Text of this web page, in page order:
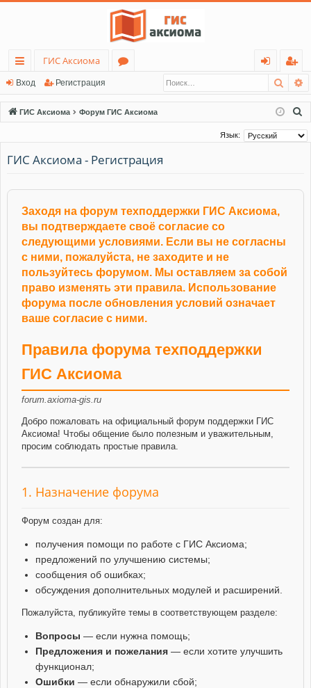
с
ы
лк
ГИС Аксиома
ру
м
д
ег
ис
тр
Вход Регистрация
ГИС Аксиома Форум ГИС Аксиома
и
Язык:
ГИС Аксиома - Регистрация
Заходя на форум техподдержки ГИС Аксиома,
вы подтверждаете своё согласие со
следующими условиями. Если вы не согласны
с ними, пожалуйста, не заходите и не
пользуйтесь форумом. Мы оставляем за собой
право изменять эти правила. Использование
форума после обновления условий означает
ваше согласие с ними.
Правила форума техподдержки
ГИС Аксиома
forum.axioma-gis.ru
Добро пожаловать на официальный форум поддержки ГИС
Аксиома! Чтобы общение было полезным и уважительным,
просим соблюдать простые правила.
1. Назначение форума
Форум создан для:
получения помощи по работе с ГИС Аксиома;
предложений по улучшению системы;
сообщения об ошибках;
обсуждения дополнительных модулей и расширений.
Пожалуйста, публикуйте темы в соответствующем разделе:
Вопросы — если нужна помощь;
Предложения и пожелания — если хотите улучшить
функционал;
Ошибки — если обнаружили сбой;